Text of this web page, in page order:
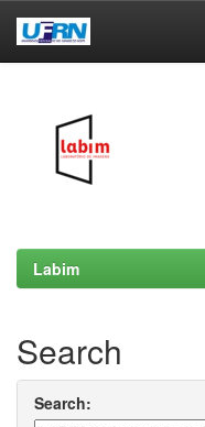
Labim
Search
Search: